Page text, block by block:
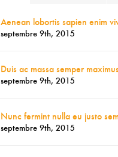
Aenean lobortis sapien enim
septembre 9th, 2015
Duis ac massa semper
septembre 9th, 2015
Nunc fermint nulla eu justo
septembre 9th, 2015